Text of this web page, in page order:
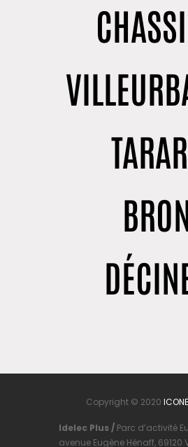
Copyright © 2020
Idelec Plus / Parc d’activité
avenue Eugène Hénaff,